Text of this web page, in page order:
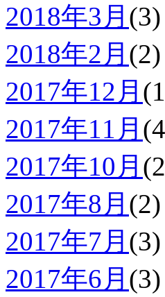
2018年3月 (3)
2018年2月 (2)
2017年12月
2017年11月
2017年10月
2017年8月 (2)
2017年7月 (3)
2017年6月 (3)